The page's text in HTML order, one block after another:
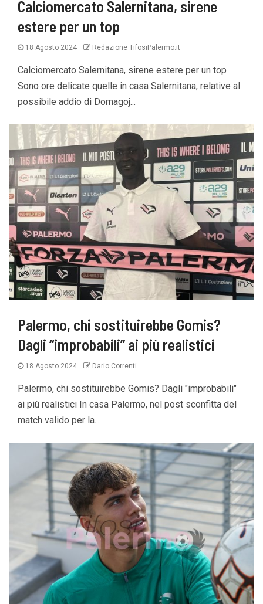
Calciomercato Salernitana, sirene
estere per un top
18 Agosto 2024 Redazione TifosiPalermo.it
Calciomercato Salernitana, sirene estere per un top
Sono ore delicate quelle in casa Salernitana, relative al
possibile addio di Domagoj...
Palermo, chi sostituirebbe Gomis?
Dagli “improbabili” ai più realistici
18 Agosto 2024 Dario Correnti
Palermo, chi sostituirebbe Gomis? Dagli "improbabili"
ai più realistici In casa Palermo, nel post sconfitta del
match valido per la...